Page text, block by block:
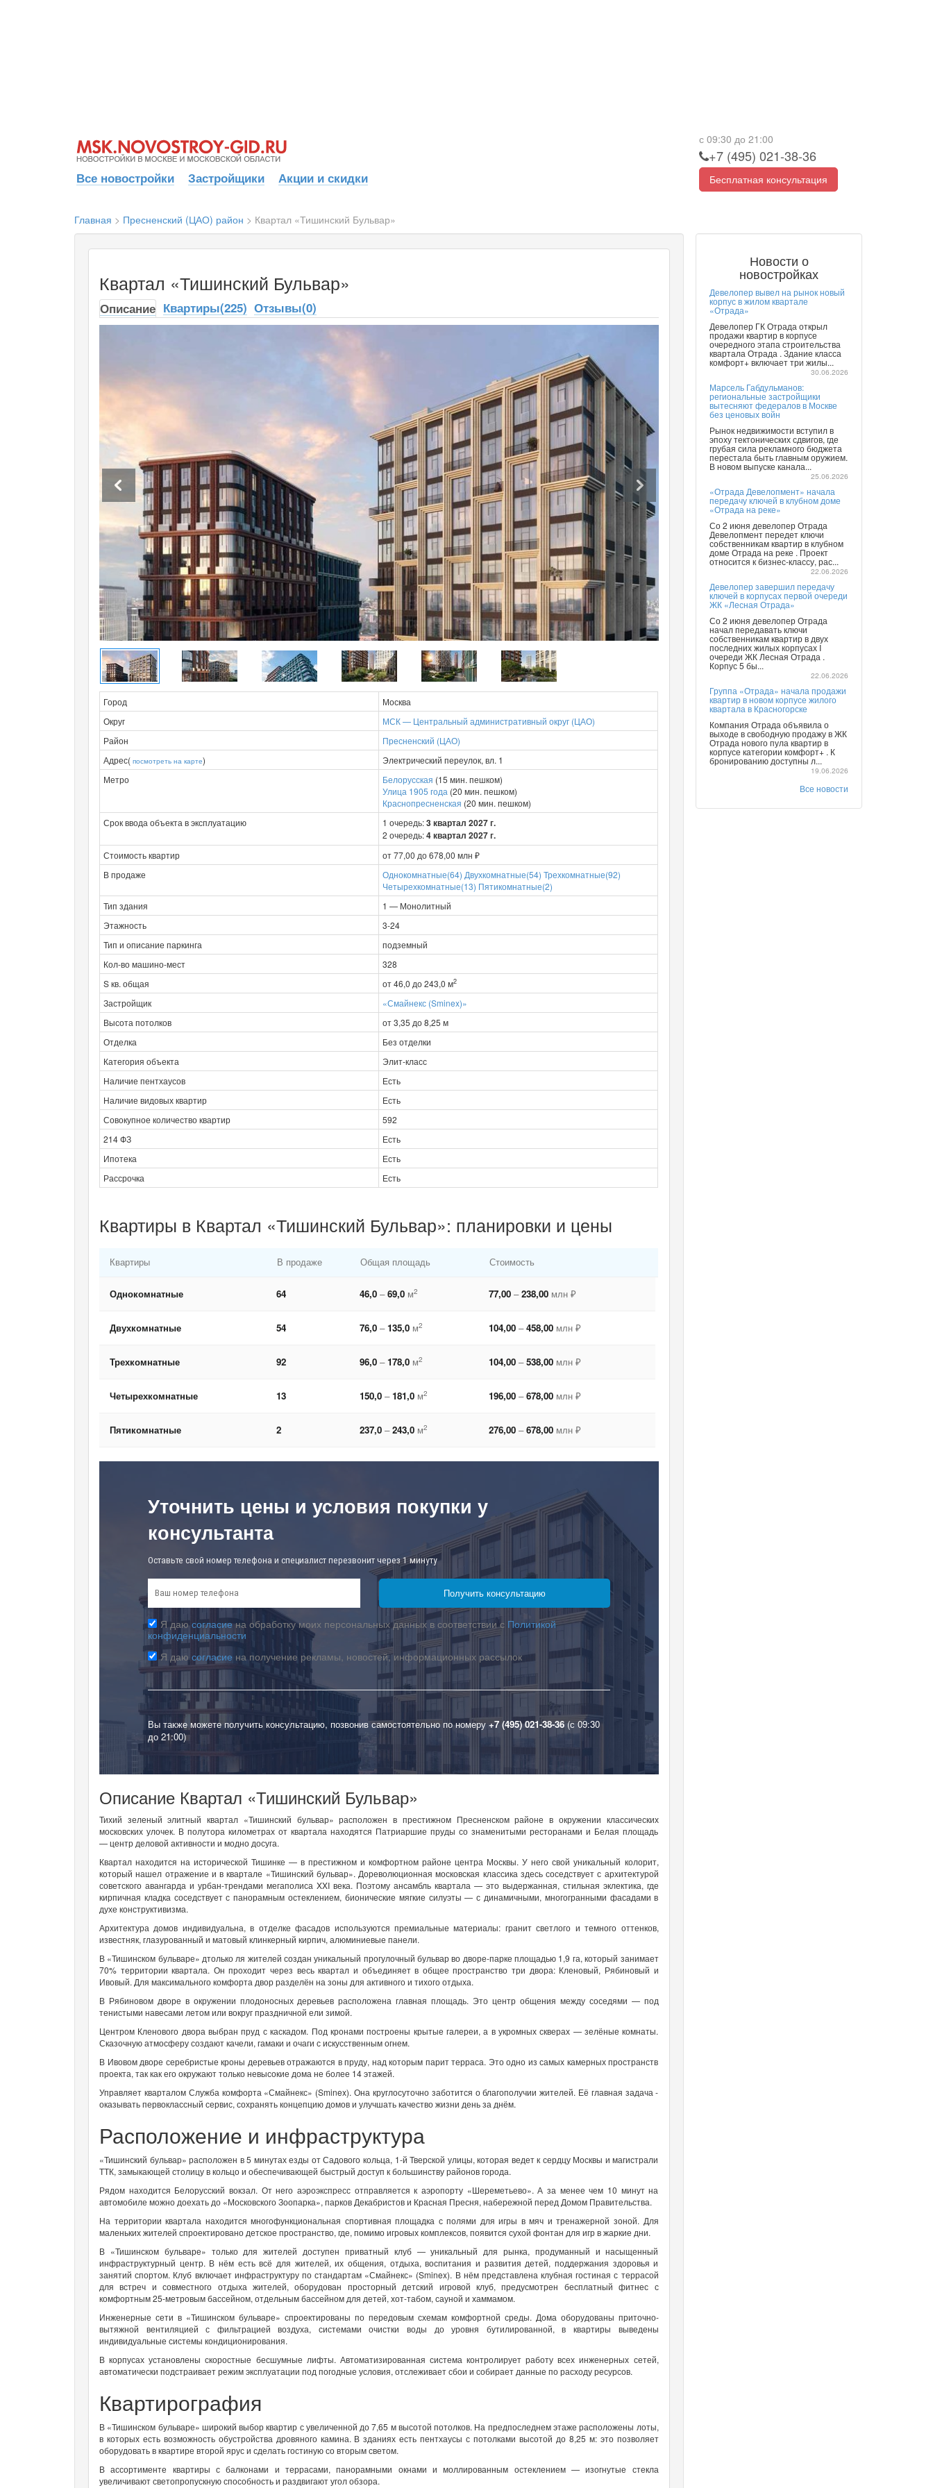
Все новостройки Застройщики Акции и скидки
с 09:30 до 21:00
+7 (495) 021-38-36
Бесплатная консультация
Главная > Пресненский (ЦАО) район > Квартал «Тишинский Бульвар»
Квартал «Тишинский Бульвар»
Описание Квартиры(225) Отзывы(0)
Город
Москва
Округ
МСК — Центральный административный округ (ЦАО)
Район
Пресненский (ЦАО)
Адрес( посмотреть на карте)
Электрический переулок, вл. 1
Метро
Белорусская (15 мин. пешком)
Улица 1905 года (20 мин. пешком)
Краснопресненская (20 мин. пешком)
Срок ввода объекта в эксплуатацию
1 очередь:3 квартал 2027 г.
2 очередь:4 квартал 2027 г.
Стоимость квартир
от 77,00 до 678,00 млн ₽
В продаже
Однокомнатные(64) Двухкомнатные(54) Трехкомнатные(92)
Четырехкомнатные(13) Пятикомнатные(2)
Тип здания
1 — Монолитный
Этажность
3-24
Тип и описание паркинга
подземный
Кол-во машино-мест
328
S кв. общая
от 46,0 до 243,0 м2
Застройщик
«Смайнекс (Sminex)»
Высота потолков
от 3,35 до 8,25 м
Отделка
Без отделки
Категория объекта
Элит-класс
Наличие пентхаусов
Есть
Наличие видовых квартир
Есть
Совокупное количество квартир
592
214 ФЗ
Есть
Ипотека
Есть
Рассрочка
Есть
Квартиры в Квартал «Тишинский Бульвар»: планировки и цены
Квартиры В продаже Общая площадь Стоимость
Однокомнатные 64 46,0 –69,0 м2 77,00 –238,00 млн ₽
Двухкомнатные 54 76,0 –135,0 м2 104,00 –458,00 млн ₽
Трехкомнатные 92 96,0 –178,0 м2 104,00 –538,00 млн ₽
Четырехкомнатные 13 150,0 –181,0 м2 196,00 –678,00 млн ₽
Пятикомнатные 2 237,0 –243,0 м2 276,00 –678,00 млн ₽
Уточнить цены и условия покупки у
консультанта
Оставьте свой номер телефона и специалист перезвонит через 1 минуту
Я даюсогласиена обработку моих персональных данных в соответствии с Политикой
конфиденциальности
Я даю согласие на получение рекламы, новостей, информационных рассылок
Вы также можете получить консультацию, позвонив самостоятельно по номеру +7 (495) 021-38-36 (с 09:30
до 21:00)
Описание Квартал «Тишинский Бульвар»
Тихий зеленый элитный квартал «Тишинский бульвар» расположен в престижном Пресненском районе в окружении классических
московских улочек. В полутора километрах от квартала находятся Патриаршие пруды со знаменитыми ресторанами и Белая площадь
— центр деловой активности и модно досуга.
Квартал находится на исторической Тишинке — в престижном и комфортном районе центра Москвы. У него свой уникальный колорит,
который нашел отражение и в квартале «Тишинский бульвар». Дореволюционная московская классика здесь соседствует с архитектурой
советского авангарда и урбан-трендами мегаполиса XXI века. Поэтому ансамбль квартала — это выдержанная, стильная эклектика, где
кирпичная кладка соседствует с панорамным остеклением, бионические мягкие силуэты — с динамичными, многогранными фасадами в
духе конструктивизма.
Архитектура домов индивидуальна, в отделке фасадов используются премиальные материалы: гранит светлого и темного оттенков,
известняк, глазурованный и матовый клинкерный кирпич, алюминиевые панели.
В «Тишинском бульваре» дтолько ля жителей создан уникальный прогулочный бульвар во дворе-парке площадью 1,9 га, который занимает
70% территории квартала. Он проходит через весь квартал и объединяет в общее пространство три двора: Кленовый, Рябиновый и
Ивовый. Для максимального комфорта двор разделён на зоны для активного и тихого отдыха.
В Рябиновом дворе в окружении плодоносных деревьев расположена главная площадь. Это центр общения между соседями — под
тенистыми навесами летом или вокруг праздничной ели зимой.
Центром Кленового двора выбран пруд с каскадом. Под кронами построены крытые галереи, а в укромных скверах — зелёные комнаты.
Сказочную атмосферу создают качели, гамаки и очаги с искусственным огнем.
В Ивовом дворе серебристые кроны деревьев отражаются в пруду, над которым парит терраса. Это одно из самых камерных пространств
проекта, так как его окружают только невысокие дома не более 14 этажей.
Управляет кварталом Служба комфорта «Смайнекс» (Sminex). Она круглосуточно заботится о благополучии жителей. Её главная задача -
оказывать первоклассный сервис, сохранять концепцию домов и улучшать качество жизни день за днём.
Расположение и инфраструктура
«Тишинский бульвар» расположен в 5 минутах езды от Садового кольца, 1-й Тверской улицы, которая ведет к сердцу Москвы и магистрали
ТТК, замыкающей столицу в кольцо и обеспечивающей быстрый доступ к большинству районов города.
Рядом находится Белорусский вокзал. От него аэроэкспресс отправляется к аэропорту «Шереметьево». А за менее чем 10 минут на
автомобиле можно доехать до «Московского Зоопарка», парков Декабристов и Красная Пресня, набережной перед Домом Правительства.
На территории квартала находится многофункциональная спортивная площадка с полями для игры в мяч и тренажерной зоной. Для
маленьких жителей спроектировано детское пространство, где, помимо игровых комплексов, появится сухой фонтан для игр в жаркие дни.
В «Тишинском бульваре» только для жителей доступен приватный клуб — уникальный для рынка, продуманный и насыщенный
инфраструктурный центр. В нём есть всё для жителей, их общения, отдыха, воспитания и развития детей, поддержания здоровья и
занятий спортом. Клуб включает инфраструктуру по стандартам «Смайнекс» (Sminex). В нём представлена клубная гостиная с террасой
для встреч и совместного отдыха жителей, оборудован просторный детский игровой клуб, предусмотрен бесплатный фитнес с
комфортным 25-метровым бассейном, отдельным бассейном для детей, хот-табом, сауной и хаммамом.
Инженерные сети в «Тишинском бульваре» спроектированы по передовым схемам комфортной среды. Дома оборудованы приточно-
вытяжной вентиляцией с фильтрацией воздуха, системами очистки воды до уровня бутилированной, в квартиры выведены
индивидуальные системы кондиционирования.
В корпусах установлены скоростные бесшумные лифты. Автоматизированная система контролирует работу всех инженерных сетей,
автоматически подстраивает режим эксплуатации под погодные условия, отслеживает сбои и собирает данные по расходу ресурсов.
Квартирография
В «Тишинском бульваре» широкий выбор квартир с увеличенной до 7,65 м высотой потолков. На предпоследнем этаже расположены лоты,
в которых есть возможность обустройства дровяного камина. В зданиях есть пентхаусы с потолками высотой до 8,25 м: это позволяет
оборудовать в квартире второй ярус и сделать гостиную со вторым светом.
В ассортименте квартиры с балконами и террасами, панорамными окнами и моллированным остеклением — изогнутые стекла
увеличивают светопропускную способность и раздвигают угол обзора.
Новости о
новостройках
Девелопер вывел на рынок новый
корпус в жилом квартале
«Отрада»
Девелопер ГК Отрада открыл
продажи квартир в корпусе
очередного этапа строительства
квартала Отрада . Здание класса
комфорт+ включает три жилы...
30.06.2026
Марсель Габдульманов:
региональные застройщики
вытесняют федералов в Москве
без ценовых войн
Рынок недвижимости вступил в
эпоху тектонических сдвигов, где
грубая сила рекламного бюджета
перестала быть главным оружием.
В новом выпуске канала...
25.06.2026
«Отрада Девелопмент» начала
передачу ключей в клубном доме
«Отрада на реке»
Со 2 июня девелопер Отрада
Девелопмент передет ключи
собственникам квартир в клубном
доме Отрада на реке . Проект
относится к бизнес-классу, рас...
22.06.2026
Девелопер завершил передачу
ключей в корпусах первой очереди
ЖК «Лесная Отрада»
Со 2 июня девелопер Отрада
начал передавать ключи
собственникам квартир в двух
последних жилых корпусах I
очереди ЖК Лесная Отрада .
Корпус 5 бы...
22.06.2026
Группа «Отрада» начала продажи
квартир в новом корпусе жилого
квартала в Красногорске
Компания Отрада объявила о
выходе в свободную продажу в ЖК
Отрада нового пула квартир в
корпусе категории комфорт+ . К
бронированию доступны л...
19.06.2026
Все новости